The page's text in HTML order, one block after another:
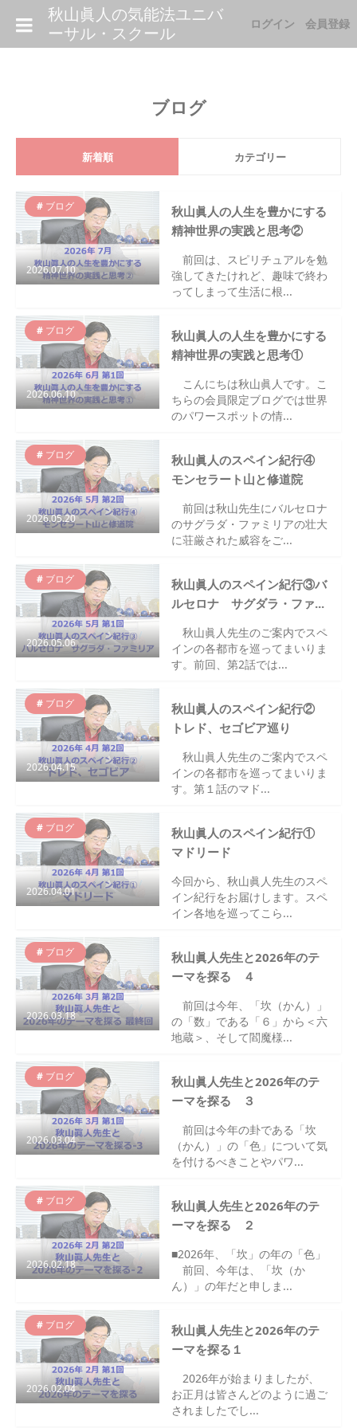
秋山眞人の気能法ユニバ
ーサル・スクール
ログイン 会員登録
ブログ
新着順 カテゴリー
ブログ
2026.07.10
秋山眞人の人生を豊かにする
精神世界の実践と思考②
前回は、スピリチュアルを勉
強してきたけれど、趣味で終わ
ってしまって生活に根...
ブログ
2026.06.10
秋山眞人の人生を豊かにする
精神世界の実践と思考①
こんにちは秋山眞人です。こ
ちらの会員限定ブログでは世界
のパワースポットの情...
ブログ
2026.05.20
秋山眞人のスペイン紀行④
モンセラート山と修道院
前回は秋山先生にバルセロナ
のサグラダ・ファミリアの壮大
に荘厳された威容をご...
ブログ
2026.05.06
秋山眞人のスペイン紀行③バ
ルセロナ サグダラ・ファ...
秋山眞人先生のご案内でスペ
インの各都市を巡ってまいりま
す。前回、第2話では...
ブログ
2026.04.15
秋山眞人のスペイン紀行②
トレド、セゴビア巡り
秋山眞人先生のご案内でスペ
インの各都市を巡ってまいりま
す。第１話のマド...
ブログ
2026.04.01
秋山眞人のスペイン紀行①
マドリード
今回から、秋山眞人先生のスペ
イン紀行をお届けします。スペ
イン各地を巡ってこら...
ブログ
2026.03.18
秋山眞人先生と2026年のテ
ーマを探る ４
前回は今年、「坎（かん）」
の「数」である「６」から＜六
地蔵＞、そして閻魔様...
ブログ
2026.03.04
秋山眞人先生と2026年のテ
ーマを探る ３
前回は今年の卦である「坎
（かん）」の「色」について気
を付けるべきことやパワ...
ブログ
2026.02.18
秋山眞人先生と2026年のテ
ーマを探る ２
■2026年、「坎」の年の「色」
前回、今年は、「坎（か
ん）」の年だと申しま...
ブログ
2026.02.04
秋山眞人先生と2026年のテ
ーマを探る１
2026年が始まりましたが、
お正月は皆さんどのように過ご
されましたでし...